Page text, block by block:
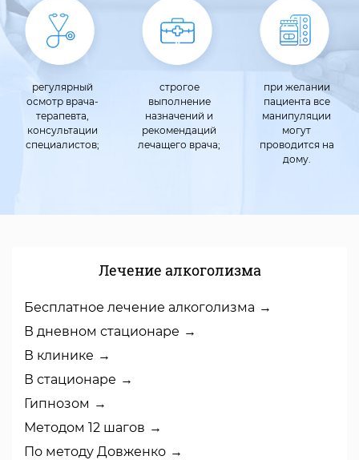
регулярный
осмотр врача-
терапевта,
консультации
специалистов;
строгое
выполнение
назначений и
рекомендаций
лечащего врача;
при желании
пациента все
манипуляции
могут
проводится на
дому.
Лечение алкоголизма
Бесплатное лечение алкоголизма
В дневном стационаре
В клинике
В стационаре
Гипнозом
Методом 12 шагов
По методу Довженко